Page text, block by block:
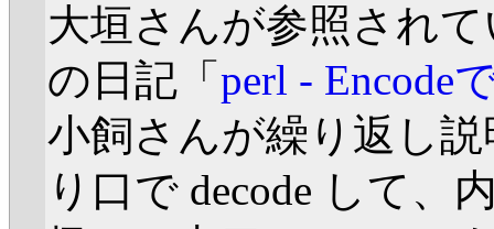
大垣さんが参照され
の日記「 perl - Encode
小飼さんが繰り返し
り口で decode して、